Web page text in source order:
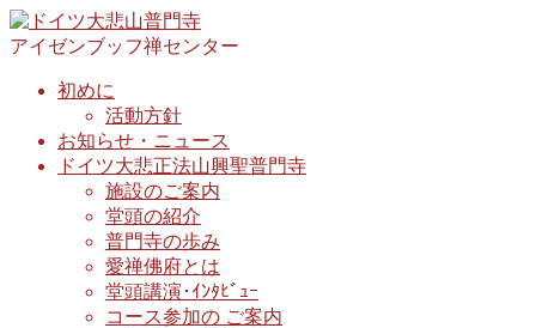
アイゼンブッフ禅センター
初めに
活動方針
お知らせ・ニュース
ドイツ大悲正法山興聖普門寺
施設のご案内
堂頭の紹介
普門寺の歩み
愛禅佛府とは
堂頭講演･ｲﾝﾀﾋﾞｭｰ
コース参加の ご案内